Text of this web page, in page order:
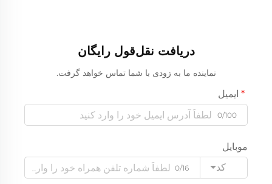
دریافت نقل‌قول رایگان
نماینده ما به زودی با شما تماس خواهد گرفت.
ایمیل
0/100
موبایل
کد
0/16